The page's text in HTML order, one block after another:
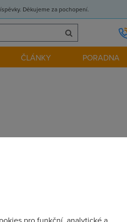
Děkujeme za pochopení.
ČLÁNKY PORADNA
že je potenciální trh již téměř
možná přijde levnější verze
"KABÁTU" nikia 3310